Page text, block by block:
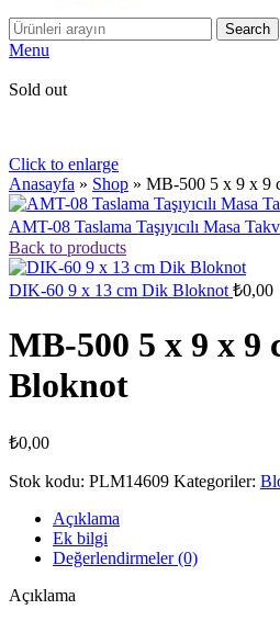
Search
Menu
Sold out
Click to enlarge
Anasayfa » Shop » MB-500 5 x 9 x 9
AMT-08 Taslama Taşıyıcılı Masa
Back to products
DIK-60 9 x 13 cm Dik Bloknot ₺0,00
MB-500 5 x 9 x 9
Bloknot
₺0,00
Stok kodu: PLM14609 Kategoriler:
Açıklama
Ek bilgi
Değerlendirmeler (0)
Açıklama